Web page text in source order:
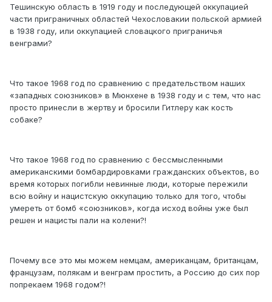
Тешинскую область в 1919 году и последующей оккупацией
части приграничных областей Чехословакии польской армией
в 1938 году, или оккупацией словацкого приграничья
венграми?
Что такое 1968 год по сравнению с предательством наших
«западных союзников» в Мюнхене в 1938 году и с тем, что нас
просто принесли в жертву и бросили Гитлеру как кость
собаке?
Что такое 1968 год по сравнению с бессмысленными
американскими бомбардировками гражданских объектов, во
время которых погибли невинные люди, которые пережили
всю войну и нацистскую оккупацию только для того, чтобы
умереть от бомб «союзников», когда исход войны уже был
решен и нацисты пали на колени?!
Почему все это мы можем немцам, американцам, британцам,
французам, полякам и венграм простить, а Россию до сих пор
попрекаем 1968 годом?!